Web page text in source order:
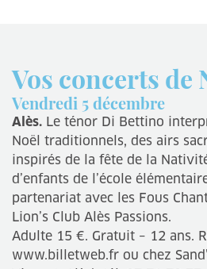
Vos concerts de
Vendredi 5 décembre
Alès. Le ténor Di Bettino
Noël traditionnels, des airs
inspirés de la fête de la
d’enfants de l’école
partenariat avec les Fous
Lion’s Club Alès Passions.
Adulte 15 €. Gratuit – 12 ans.
www.billetweb.fr ou chez